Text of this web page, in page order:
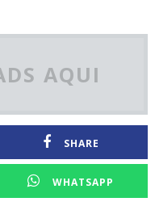
AQUI
SHARE
WHATSAPP